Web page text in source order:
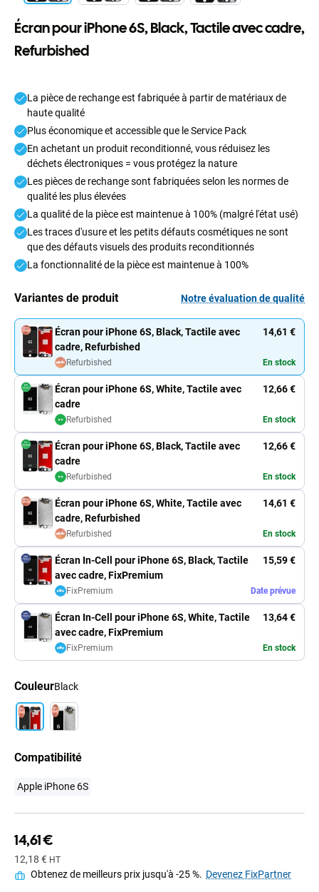
Écran pour iPhone 6S, Black, Tactile avec cadre,
Refurbished
La pièce de rechange est fabriquée à partir de matériaux de
haute qualité
Plus économique et accessible que le Service Pack
En achetant un produit reconditionné, vous réduisez les
déchets électroniques = vous protégez la nature
Les pièces de rechange sont fabriquées selon les normes de
qualité les plus élevées
La qualité de la pièce est maintenue à 100% (malgré l'état usé)
Les traces d'usure et les petits défauts cosmétiques ne sont
que des défauts visuels des produits reconditionnés
La fonctionnalité de la pièce est maintenue à 100%
Variantes de produit Notre évaluation de qualité
Écran pour iPhone 6S, White, Tactile avec
cadre
12,66 €
Refurbished En stock
Écran pour iPhone 6S, Black, Tactile avec
cadre
12,66 €
Refurbished En stock
Écran pour iPhone 6S, White, Tactile avec
cadre, Refurbished
14,61 €
Refurbished En stock
Écran In-Cell pour iPhone 6S, Black, Tactile
avec cadre, FixPremium
15,59 €
FixPremium Date prévue
Écran In-Cell pour iPhone 6S, White, Tactile
avec cadre, FixPremium
13,64 €
FixPremium En stock
Écran pour iPhone 6S, Black, Tactile avec
cadre, Refurbished
14,61 €
Refurbished En stock
CouleurBlack
Compatibilité
Apple iPhone 6S
14,61 €
12,18 € HT
Obtenez de meilleurs prix jusqu'à -25 %. Devenez FixPartner